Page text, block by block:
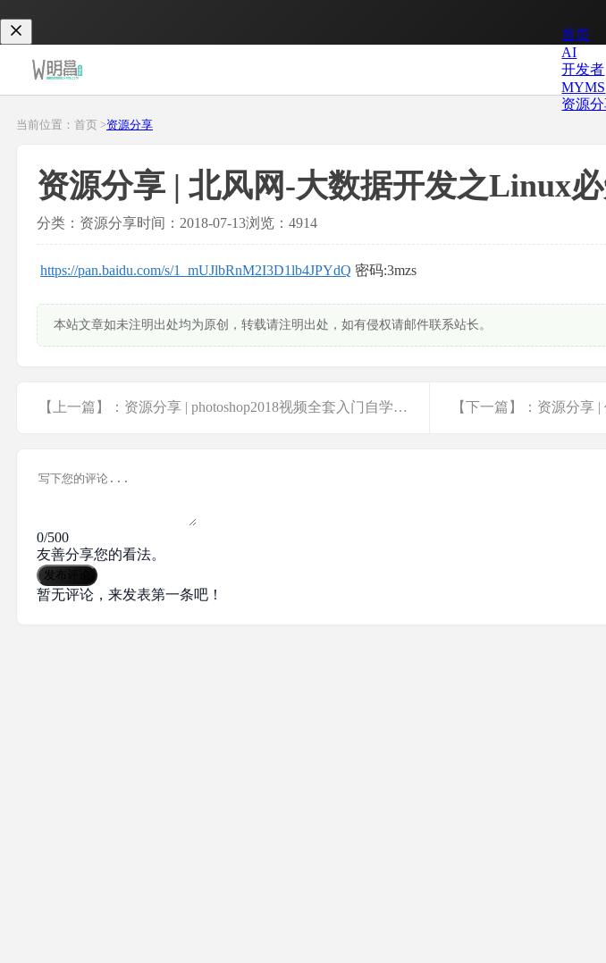
首页
AI
开发者
MYMS
资源
当前位置：首页 >资源分享
资源分享 | 北风网-大数据开发之Linux
分类：资源分享时间：2018-07-13浏览：4914
https://pan.baidu.com/s/1_mUJlbRnM2I3D1lb4JPYdQ 密码:3mzs
本站文章如未注明出处均为原创，转载请注明出处，如有侵权请邮件联系站长。
【上一篇】：资源分享 | photoshop2018视频全套入门自学教程_ps零基础视频... <a href="javascript:;" class="f-yellow">显示全部</a>
0/500
友善分享您的看法。
发布评论
暂无评论，来发表第一条吧！